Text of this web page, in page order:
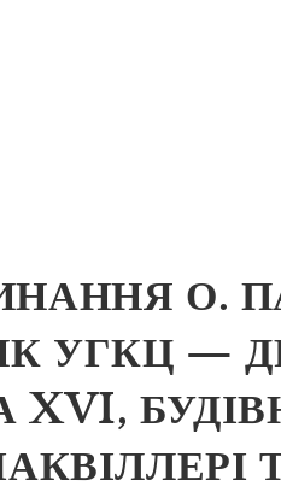
О.
УГКЦ —
XVI,